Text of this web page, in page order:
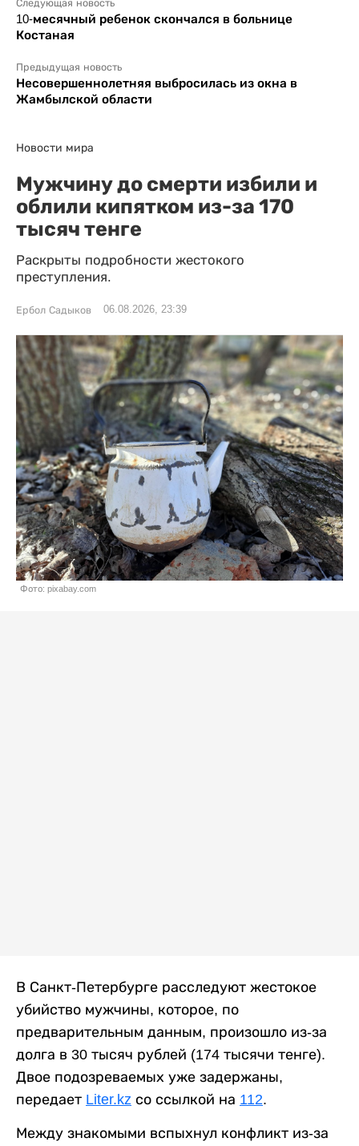
Следующая новость
10-месячный ребенок скончался в больнице
Костаная
Предыдущая новость
Несовершеннолетняя выбросилась из окна в
Жамбылской области
Новости мира
Мужчину до смерти избили и
облили кипятком из-за 170
тысяч тенге
Раскрыты подробности жестокого
преступления.
Ербол Садыков 06.08.2026, 23:39
Фото: pixabay.com
В Санкт-Петербурге расследуют жестокое
убийство мужчины, которое, по
предварительным данным, произошло из-за
долга в 30 тысяч рублей (174 тысячи тенге).
Двое подозреваемых уже задержаны,
передает Liter.kz со ссылкой на 112.
Между знакомыми вспыхнул конфликт из-за